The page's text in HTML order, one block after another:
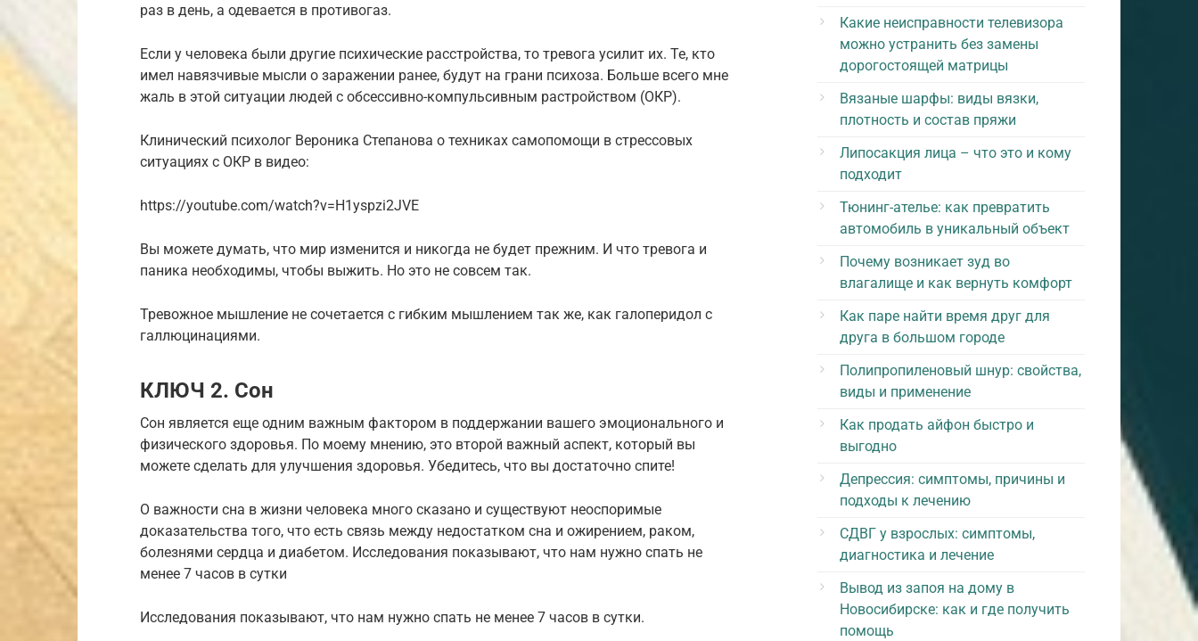
раз в день, а одевается в противогаз.
Если у человека были другие психические расстройства, то тревога усилит их. Те, кто
имел навязчивые мысли о заражении ранее, будут на грани психоза. Больше всего мне
жаль в этой ситуации людей с обсессивно-компульсивным растройством (ОКР).
Клинический психолог Вероника Степанова о техниках самопомощи в стрессовых
ситуациях с ОКР в видео:
https://youtube.com/watch?v=H1yspzi2JVE
Вы можете думать, что мир изменится и никогда не будет прежним. И что тревога и
паника необходимы, чтобы выжить. Но это не совсем так.
Тревожное мышление не сочетается с гибким мышлением так же, как галоперидол с
галлюцинациями.
КЛЮЧ 2. Сон
Сон является еще одним важным фактором в поддержании вашего эмоционального и
физического здоровья. По моему мнению, это второй важный аспект, который вы
можете сделать для улучшения здоровья. Убедитесь, что вы достаточно спите!
О важности сна в жизни человека много сказано и существуют неоспоримые
доказательства того, что есть связь между недостатком сна и ожирением, раком,
болезнями сердца и диабетом. Исследования показывают, что нам нужно спать не
менее 7 часов в сутки
Исследования показывают, что нам нужно спать не менее 7 часов в сутки.
Какие неисправности телевизора
можно устранить без замены
дорогостоящей матрицы
Вязаные шарфы: виды вязки,
плотность и состав пряжи
Липосакция лица – что это и кому
подходит
Тюнинг-ателье: как превратить
автомобиль в уникальный объект
Почему возникает зуд во
влагалище и как вернуть комфорт
Как паре найти время друг для
друга в большом городе
Полипропиленовый шнур: свойства,
виды и применение
Как продать айфон быстро и
выгодно
Депрессия: симптомы, причины и
подходы к лечению
СДВГ у взрослых: симптомы,
диагностика и лечение
Вывод из запоя на дому в
Новосибирске: как и где получить
помощь